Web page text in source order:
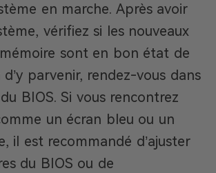
en marche. Après avoir
vérifiez si les nouveaux
sont en bon état de
parvenir, rendez-vous dans
BIOS. Si vous rencontrez
un écran bleu ou un
il est recommandé d’ajuster
du BIOS ou de